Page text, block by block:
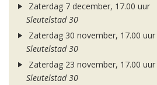
Zaterdag 7 december, 17.00 uur
Sleutelstad 30
Zaterdag 30 november, 17.00 uur
Sleutelstad 30
Zaterdag 23 november, 17.00 uur
Sleutelstad 30